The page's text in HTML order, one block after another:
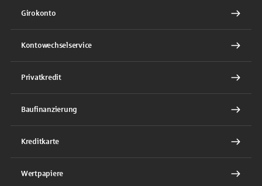
Girokonto
Kontowechselservice
Privatkredit
Baufinanzierung
Kreditkarte
Wertpapiere